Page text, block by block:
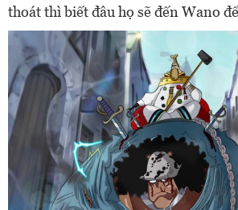
thoát thì biết đâu họ sẽ đến Wano